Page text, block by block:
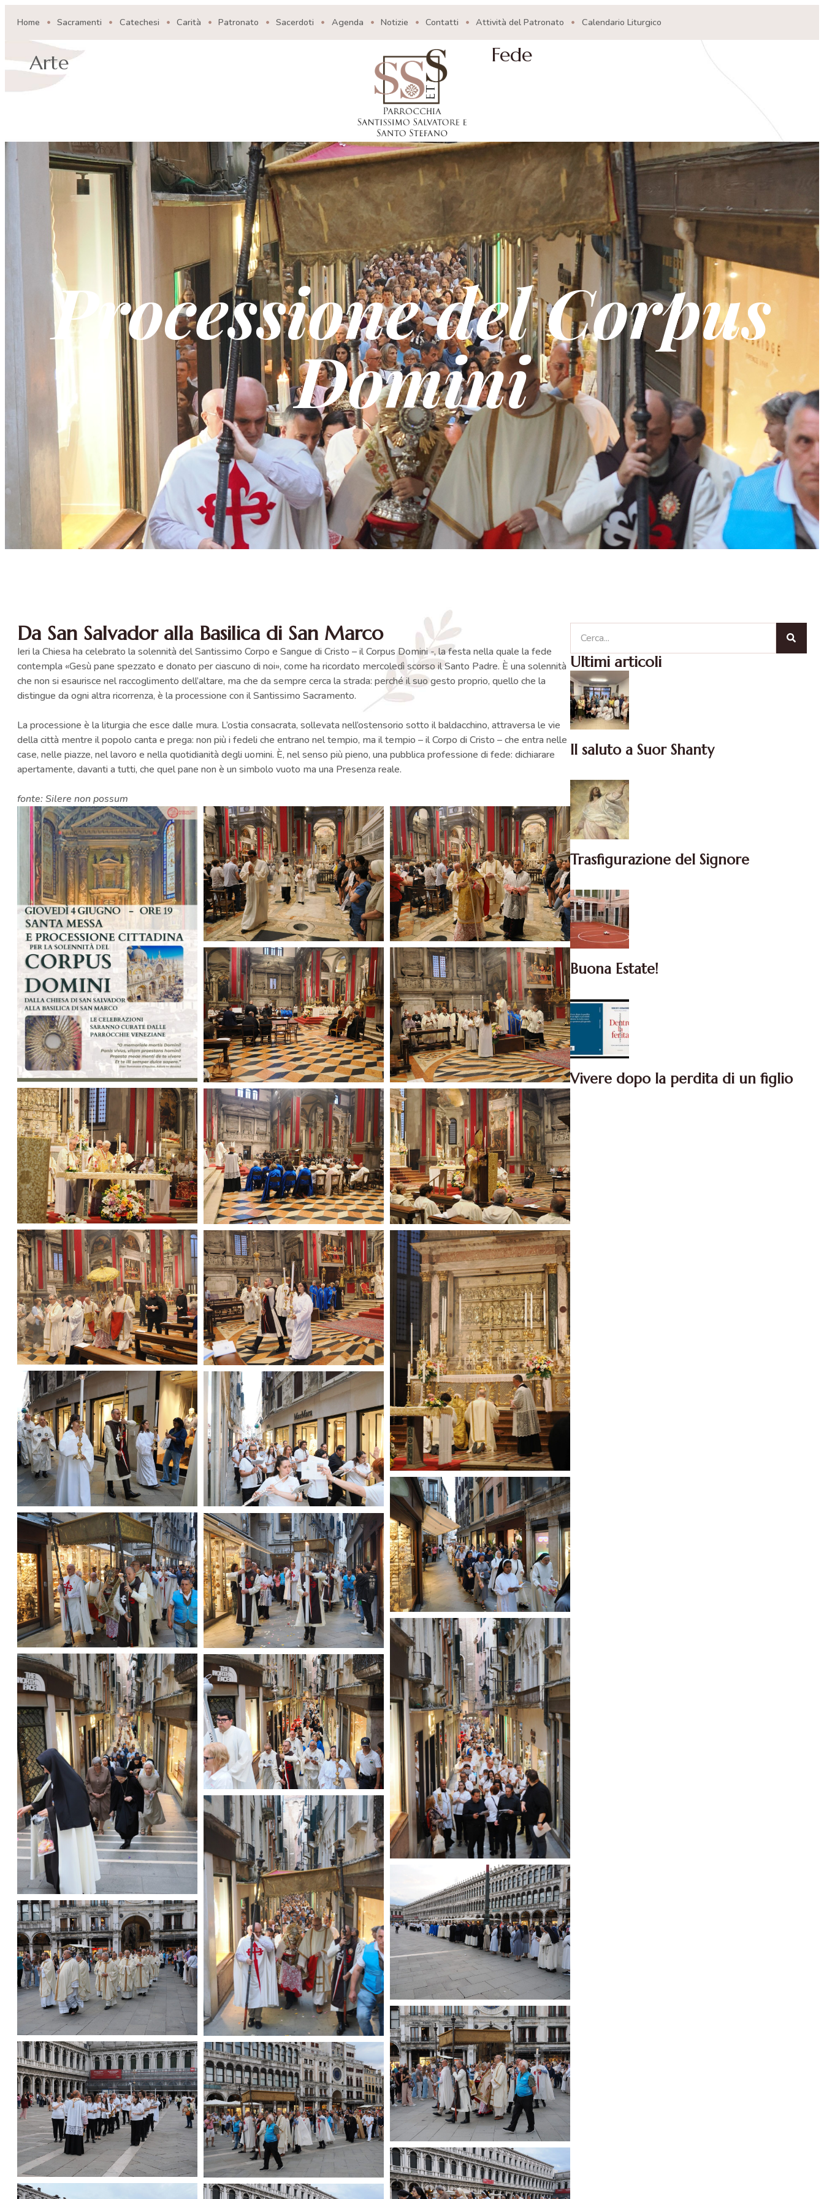
Home Sacramenti Catechesi Carità Patronato Sacerdoti Agenda Notizie Contatti Attività del Patronato Calendario Liturgico
Arte Fede
Processione del Corpus
Domini
Da San Salvador alla Basilica di San Marco
Ieri la Chiesa ha celebrato la solennità del Santissimo Corpo e Sangue di Cristo – il Corpus Domini -, la festa nella quale la fede
contempla «Gesù pane spezzato e donato per ciascuno di noi», come ha ricordato mercoledì scorso il Santo Padre. È una solennità
che non si esaurisce nel raccoglimento dell’altare, ma che da sempre cerca la strada: perché il suo gesto proprio, quello che la
distingue da ogni altra ricorrenza, è la processione con il Santissimo Sacramento.
La processione è la liturgia che esce dalle mura. L’ostia consacrata, sollevata nell’ostensorio sotto il baldacchino, attraversa le vie
della città mentre il popolo canta e prega: non più i fedeli che entrano nel tempio, ma il tempio – il Corpo di Cristo – che entra nelle
case, nelle piazze, nel lavoro e nella quotidianità degli uomini. È, nel senso più pieno, una pubblica professione di fede: dichiarare
apertamente, davanti a tutti, che quel pane non è un simbolo vuoto ma una Presenza reale.
fonte: Silere non possum
Ultimi articoli
Il saluto a Suor Shanty
Trasfigurazione del Signore
Buona Estate!
Vivere dopo la perdita di un figlio